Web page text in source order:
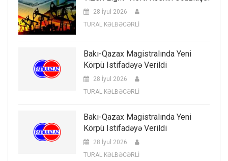
28 İyul 2026
TURAL KƏLBƏCƏRLİ
Bakı-Qazax Magistralında Yeni
Körpü Istifadəyə Verildi
28 İyul 2026
TURAL KƏLBƏCƏRLİ
Bakı-Qazax Magistralında Yeni
Körpü Istifadəyə Verildi
28 İyul 2026
TURAL KƏLBƏCƏRLİ